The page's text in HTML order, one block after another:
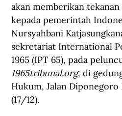
akan memberikan
kepada pemerintah
Nursyahbani
sekretariat International
1965 (IPT 65), pada
1965tribunal.org, di
Hukum, Jalan Diponegoro
(17/12).